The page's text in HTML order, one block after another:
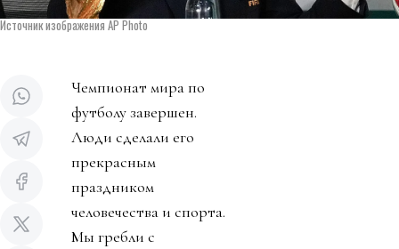
Источник изображения AP Photo
Чемпионат мира по
футболу завершен.
Люди сделали его
прекрасным
праздником
человечества и спорта.
Мы гребли с